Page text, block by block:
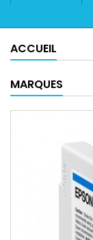
ACCUEIL
MARQUES